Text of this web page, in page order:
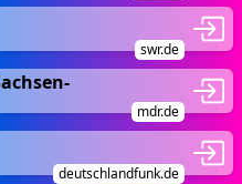
swr.de
mdr.de
deutschlandfunk.de